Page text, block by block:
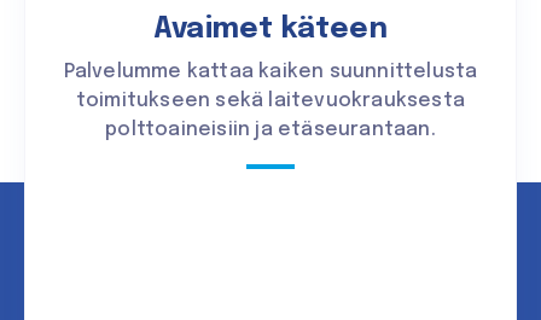
Avaimet käteen
Palvelumme kattaa kaiken suunnittelusta
toimitukseen sekä laitevuokrauksesta
polttoaineisiin ja etäseurantaan.